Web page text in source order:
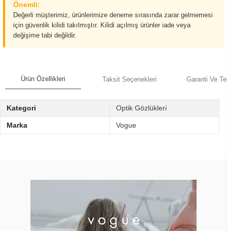
Önemli:
Değerli müşterimiz, ürünlerimize deneme sırasında zarar gelmemesi
için güvenlik kilidi takılmıştır. Kilidi açılmış ürünler iade veya
değişime tabi değildir.
Ürün Özellikleri Taksit Seçenekleri Garanti Ve
Kategori Optik Gözlükleri
Marka Vogue